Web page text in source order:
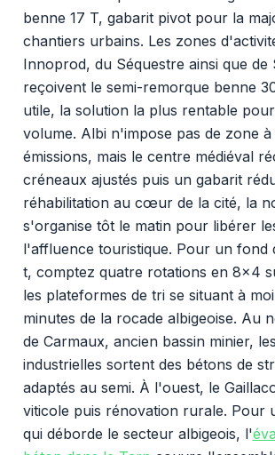
benne 17 T, gabarit pivot pour la
chantiers urbains. Les zones
Innoprod, du Séquestre ainsi que de
reçoivent le semi-remorque benne
utile, la solution la plus rentable
volume. Albi n'impose pas de zone à
émissions, mais le centre médiéval
créneaux ajustés puis un gabarit
réhabilitation au cœur de la cité, la
s'organise tôt le matin pour libérer
l'affluence touristique. Pour un fond
t, comptez quatre rotations en 8x4
les plateformes de tri se situant à
minutes de la rocade albigeoise. Au
de Carmaux, ancien bassin minier,
industrielles sortent des bétons de
adaptés au semi. À l'ouest, le
viticole puis rénovation rurale. Pour
qui déborde le secteur albigeois, l'